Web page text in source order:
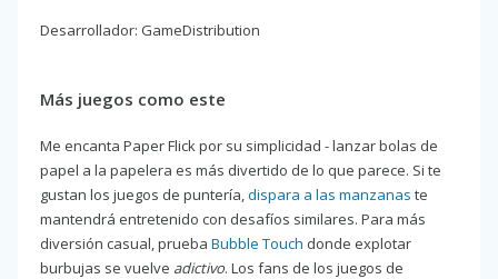
Desarrollador: GameDistribution
Más juegos como este
Me encanta Paper Flick por su simplicidad - lanzar bolas de
papel a la papelera es más divertido de lo que parece. Si te
gustan los juegos de puntería,dispara a las manzanas te
mantendrá entretenido con desafíos similares. Para más
diversión casual, prueba Bubble Touch donde explotar
burbujas se vuelve adictivo. Los fans de los juegos de